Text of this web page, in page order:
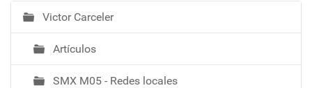
N
a
e
Victor Carceler
Artículos
SMX M05 - Redes locales